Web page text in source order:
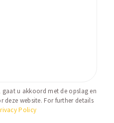
gaat u akkoord met de opslag en
deze website. For further details
Policy